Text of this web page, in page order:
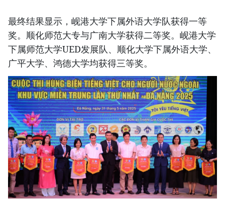
最终结果显示，岘港大学下属外语大学队获得一等
奖。顺化师范大专与广南大学获得二等奖。岘港大学
下属师范大学UED发展队、顺化大学下属外语大学、
广平大学、鸿德大学均获得三等奖。